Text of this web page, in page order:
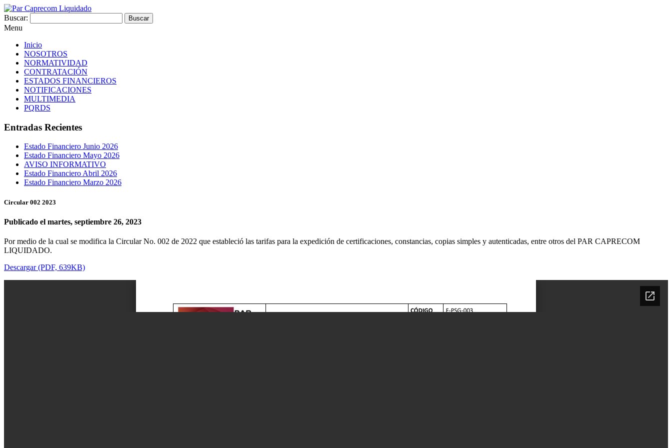
Buscar:
Menu
Inicio
NOSOTROS
NORMATIVIDAD
CONTRATACIÓN
ESTADOS FINANCIEROS
NOTIFICACIONES
MULTIMEDIA
PQRDS
Entradas Recientes
Estado Financiero Junio 2026
Estado Financiero Mayo 2026
AVISO INFORMATIVO
Estado Financiero Abril 2026
Estado Financiero Marzo 2026
Circular 002 2023
Publicado el martes, septiembre 26, 2023
Por medio de la cual se modifica la Circular No. 002 de 2022 que estableció las tarifas para la expedición de certificaciones, constancias, copias simples y autenticadas, entre otros del PAR CAPRECOM
LIQUIDADO.
Descargar (PDF, 639KB)